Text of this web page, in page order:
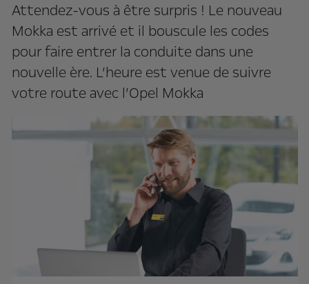
Attendez-vous à être surpris ! Le nouveau
Mokka est arrivé et il bouscule les codes
pour faire entrer la conduite dans une
nouvelle ère. L’heure est venue de suivre
votre route avec l’Opel Mokka